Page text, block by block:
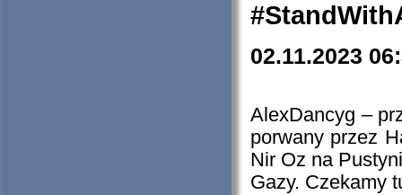
02.11.2023
AlexDancyg –
porwany przez
Nir Oz na
Gazy. Czekamy